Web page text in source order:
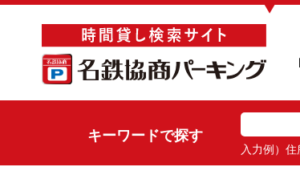
▼
キーワードで探す
入力例）